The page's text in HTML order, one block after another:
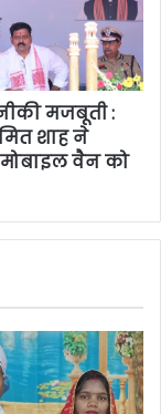
मजबूती :
शाह ने
वैन को